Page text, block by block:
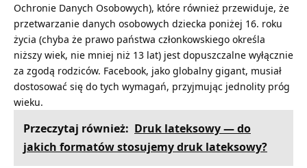
Ochronie Danych Osobowych), które również przewiduje, że
przetwarzanie danych osobowych dziecka poniżej 16. roku
życia (chyba że prawo państwa członkowskiego określa
niższy wiek, nie mniej niż 13 lat) jest dopuszczalne wyłącznie
za zgodą rodziców. Facebook, jako globalny gigant, musiał
dostosować się do tych wymagań, przyjmując jednolity próg
wieku.
Przeczytaj również: Druk lateksowy — do
jakich formatów stosujemy druk lateksowy?